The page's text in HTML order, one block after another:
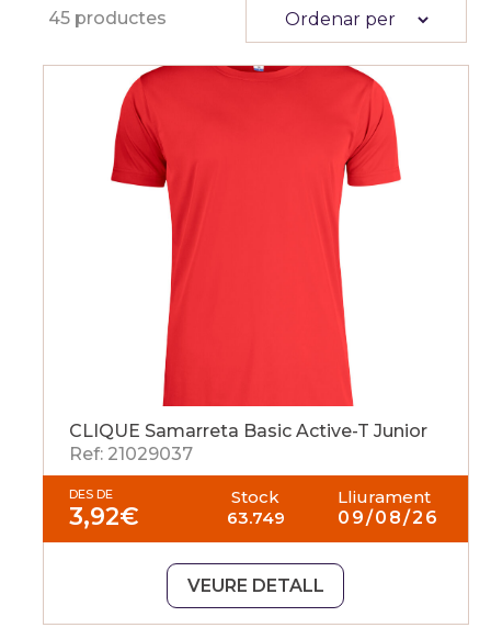
45 productes
CLIQUE Samarreta Basic Active-T Junior
Ref: 21029037
DES DE
3,92€
Stock
63.749
Lliurament
09/08/26
VEURE DETALL